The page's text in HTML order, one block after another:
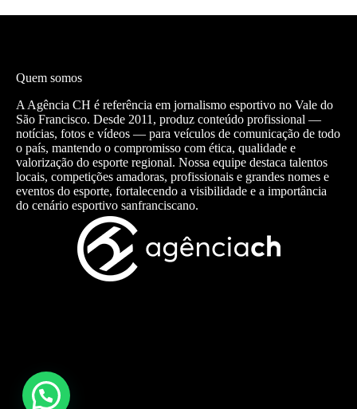
Quem somos
A Agência CH é referência em jornalismo esportivo no Vale do
São Francisco. Desde 2011, produz conteúdo profissional —
notícias, fotos e vídeos — para veículos de comunicação de todo
o país, mantendo o compromisso com ética, qualidade e
valorização do esporte regional. Nossa equipe destaca talentos
locais, competições amadoras, profissionais e grandes nomes e
eventos do esporte, fortalecendo a visibilidade e a importância
do cenário esportivo sanfranciscano.